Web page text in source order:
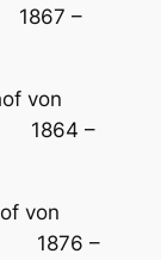
–
von
–
von
1876 –